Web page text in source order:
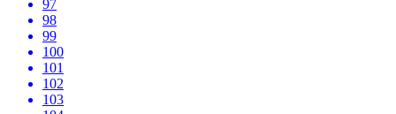
97
98
99
100
101
102
103